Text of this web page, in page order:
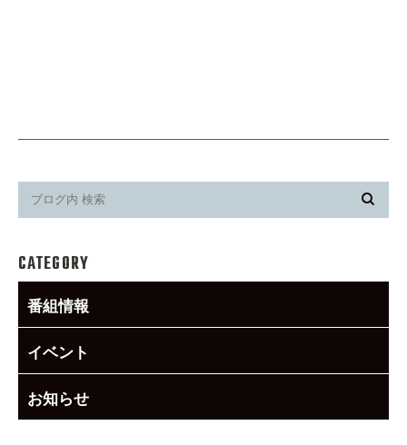
CATEGORY
番組情報
イベント
お知らせ